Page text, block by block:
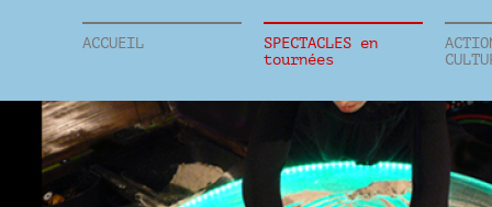
ACCUEIL
SPECTACLES en
tournées